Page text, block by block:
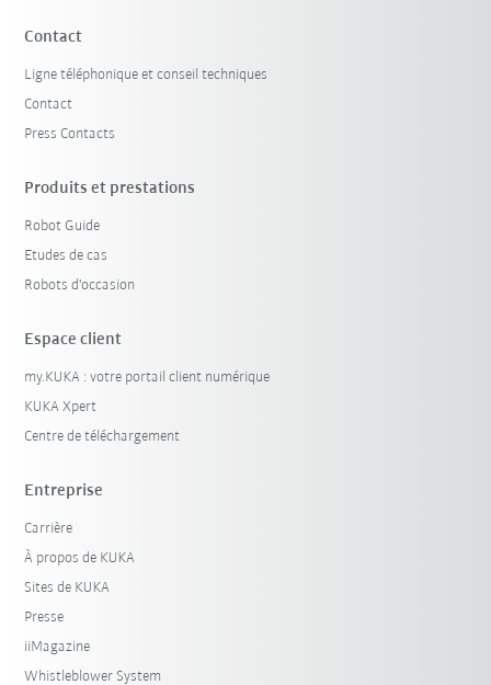
Contact
Ligne téléphonique et conseil techniques
Contact
Press Contacts
Produits et prestations
Robot Guide
Etudes de cas
Robots d'occasion
Espace client
my.KUKA : votre portail client numérique
KUKA Xpert
Centre de téléchargement
Entreprise
Carrière
À propos de KUKA
Sites de KUKA
Presse
iiMagazine
Whistleblower System